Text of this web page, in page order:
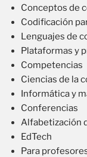
Conceptos de
Codificación
Lenguajes de
Plataformas y
Competencias
Ciencias de la
Informática y
Conferencias
Alfabetización
EdTech
Para